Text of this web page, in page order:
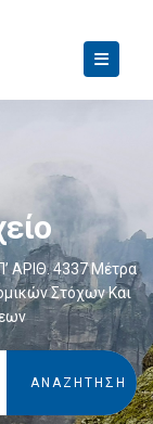
ΑΡΙΘ. 4337 Μέτρα
Στόχων Και